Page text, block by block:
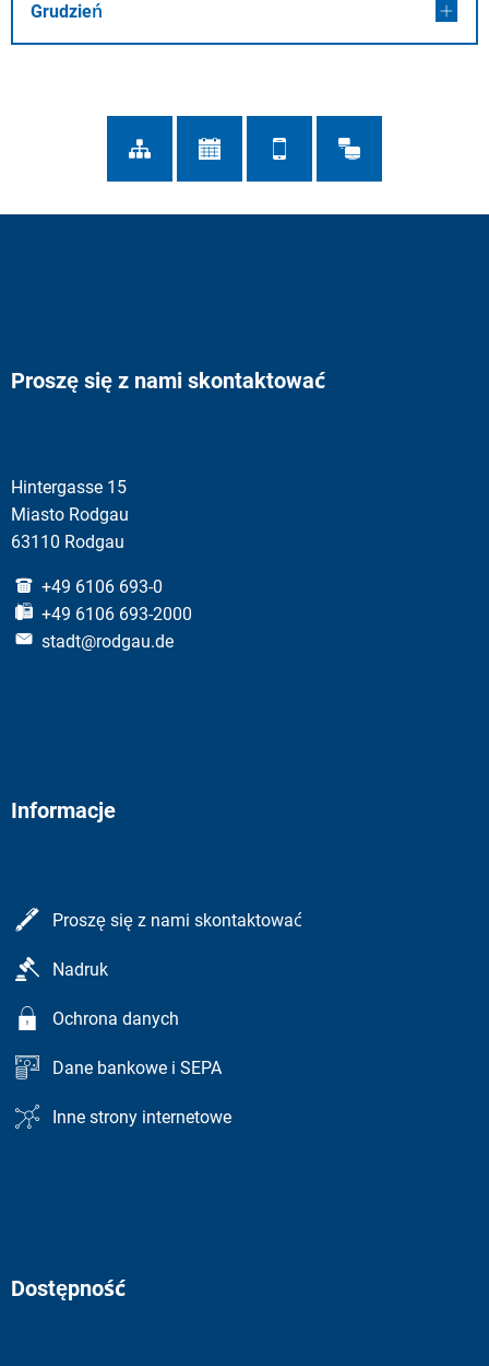
Grudzień
Proszę się z nami skontaktować
Hintergasse 15
Miasto Rodgau
63110 Rodgau
+49 6106 693-0
+49 6106 693-2000
stadt@rodgau.de
Informacje
Proszę się z nami skontaktować
Nadruk
Ochrona danych
Dane bankowe i SEPA
Inne strony internetowe
Dostępność